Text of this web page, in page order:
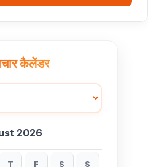
कैलेंडर
2026
T F S S